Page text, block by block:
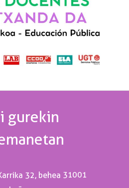
gurekin
32, behea 31001